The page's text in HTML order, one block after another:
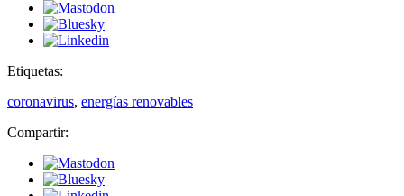
Etiquetas:
coronavirus, energías renovables
Compartir: